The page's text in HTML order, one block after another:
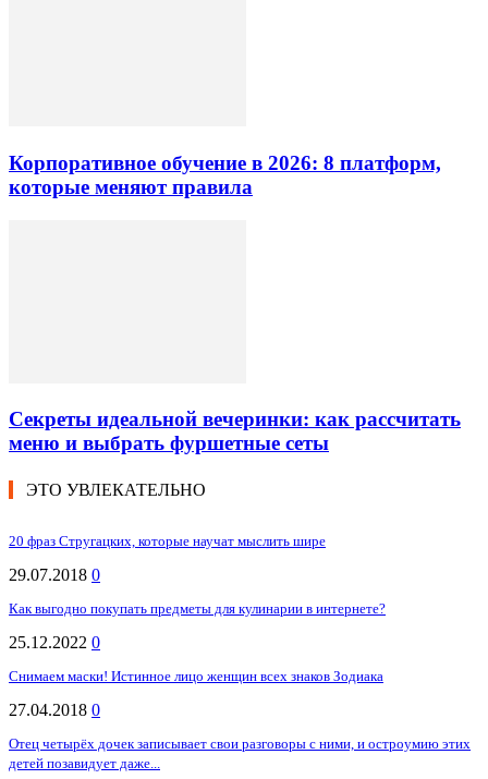
Корпоративное обучение в 2026: 8 платформ,
которые меняют правила
Секреты идеальной вечеринки: как рассчитать
меню и выбрать фуршетные сеты
ЭТО УВЛЕКАТЕЛЬНО
20 фраз Стругацких, которые научат мыслить шире
29.07.2018 0
Как выгодно покупать предметы для кулинарии в интернете?
25.12.2022 0
Снимаем маски! Истинное лицо женщин всех знаков Зодиака
27.04.2018 0
Отец четырёх дочек записывает свои разговоры с ними, и остроумию этих
детей позавидует даже...